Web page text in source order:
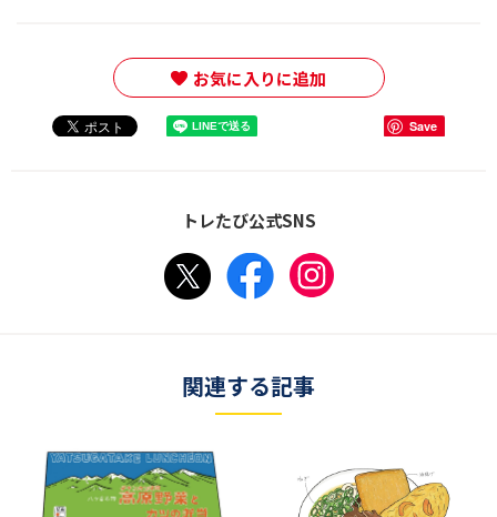
お気に入りに追加
Save
トレたび公式SNS
関連する記事